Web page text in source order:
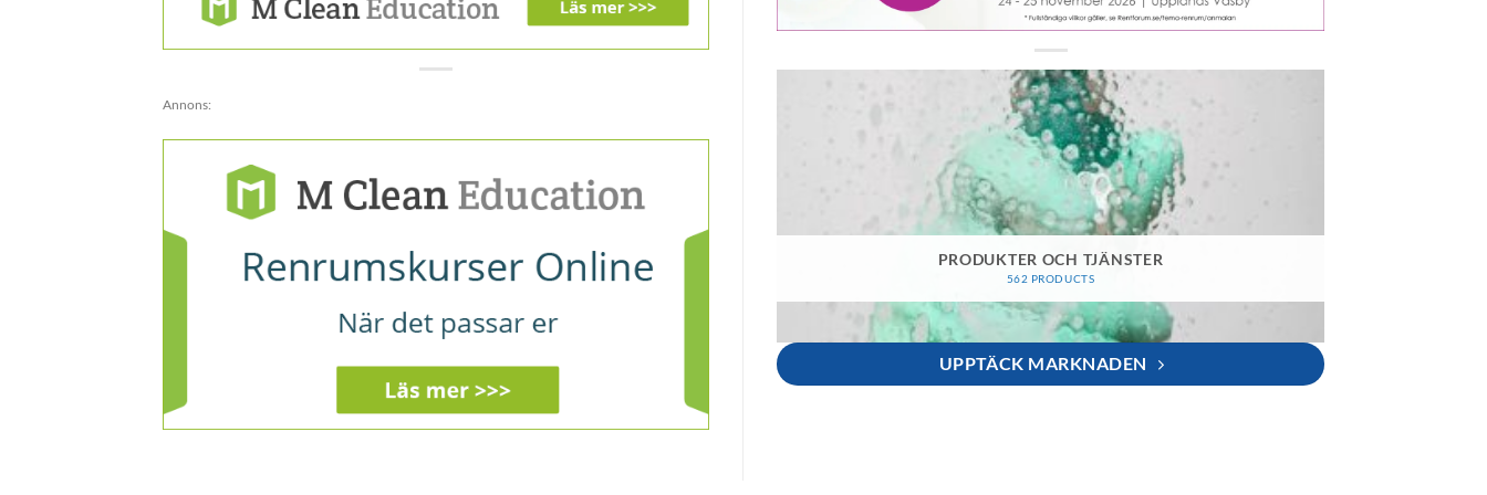
Annons:
PRODUKTER OCH TJÄNSTER
562 PRODUCTS
UPPTÄCK MARKNADEN